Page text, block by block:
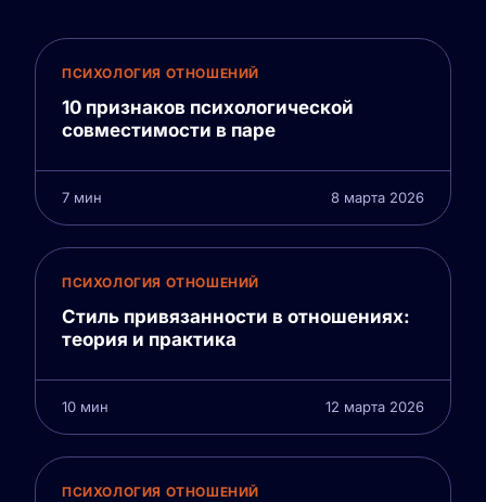
ПСИХОЛОГИЯ ОТНОШЕНИЙ
10 признаков психологической
совместимости в паре
7 мин 8 марта 2026
ПСИХОЛОГИЯ ОТНОШЕНИЙ
Стиль привязанности в отношениях:
теория и практика
10 мин 12 марта 2026
ПСИХОЛОГИЯ ОТНОШЕНИЙ